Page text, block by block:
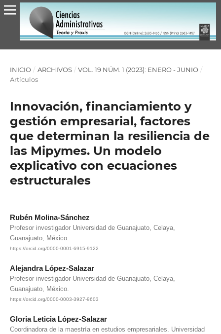
INICIO / ARCHIVOS / VOL. 19 NÚM. 1 (2023): ENERO - JUNIO /
Artículos
Innovación, financiamiento y
gestión empresarial, factores
que determinan la resiliencia de
las Mipymes. Un modelo
explicativo con ecuaciones
estructurales
Rubén Molina-Sánchez
Profesor investigador Universidad de Guanajuato, Celaya,
Guanajuato, México.
https://orcid.org/0000-0001-6915-9122
Alejandra López-Salazar
Profesor investigador Universidad de Guanajuato, Celaya,
Guanajuato, México.
https://orcid.org/0000-0003-3927-9603
Gloria Leticia López-Salazar
Coordinadora de la maestría en estudios empresariales. Universidad